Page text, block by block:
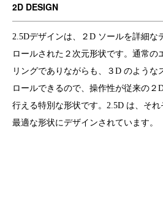
2D DESIGN
2.5Dデザインは、２D ソールを詳細な
ロールされた２次元形状です。通常の
リングでありながらも、３D のような
ロールできるので、操作性が従来の２
行える特別な形状です。2.5D は、そ
最適な形状にデザインされています。